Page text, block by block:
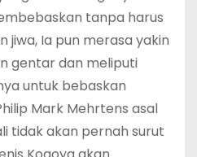
tanpa harus
jiwa, Ia pun merasa yakin
gentar dan meliputi
untuk bebaskan
Mark Mehrtens asal
tidak akan pernah surut